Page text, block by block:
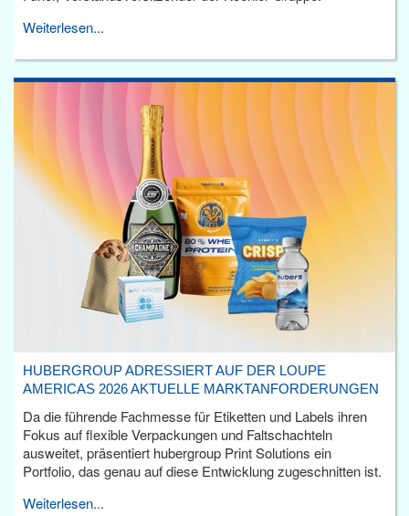
Weiterlesen...
HUBERGROUP ADRESSIERT AUF DER LOUPE
AMERICAS 2026 AKTUELLE MARKTANFORDERUNGEN
Da die führende Fachmesse für Etiketten und Labels ihren
Fokus auf flexible Verpackungen und Faltschachteln
ausweitet, präsentiert hubergroup Print Solutions ein
Portfolio, das genau auf diese Entwicklung zugeschnitten ist.
Weiterlesen...